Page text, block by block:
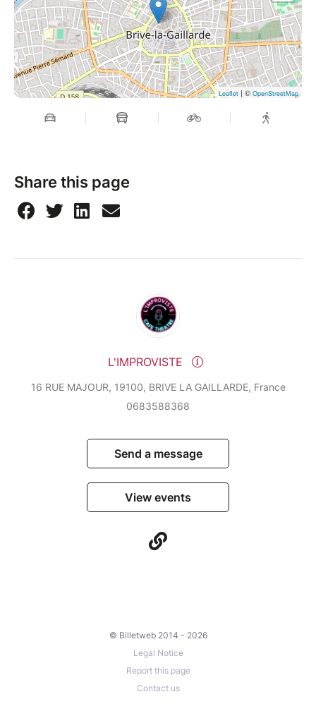
Leaflet | © OpenStreetMap
Share this page
L'IMPROVISTE
16 RUE MAJOUR, 19100, BRIVE LA GAILLARDE, France
0683588368
Send a message
View events
© Billetweb 2014 - 2026
Legal Notice
Report this page
Contact us